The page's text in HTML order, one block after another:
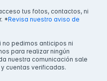
tus fotos, contactos, ni
*Revisa nuestro aviso de
no pedimos anticipos ni
para realizar ningún
nuestra comunicación sale
cuentas verificadas.